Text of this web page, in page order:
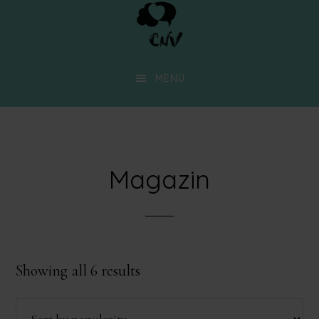
MENU
Magazin
Showing all 6 results